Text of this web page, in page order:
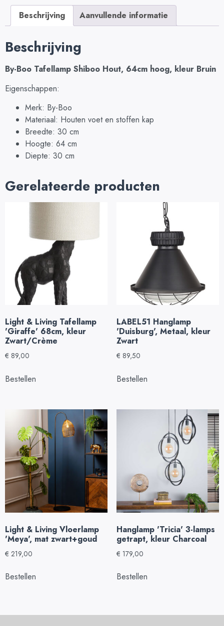
Beschrijving Aanvullende informatie
Beschrijving
By-Boo Tafellamp Shiboo Hout, 64cm hoog, kleur Bruin
Eigenschappen:
Merk: By-Boo
Materiaal: Houten voet en stoffen kap
Breedte: 30 cm
Hoogte: 64 cm
Diepte: 30 cm
Gerelateerde producten
Light & Living Tafellamp
'Giraffe' 68cm, kleur
Zwart/Crème
€ 89,00
Bestellen
LABEL51 Hanglamp
'Duisburg', Metaal, kleur
Zwart
€ 89,50
Bestellen
Light & Living Vloerlamp
'Meya', mat zwart+goud
€ 219,00
Bestellen
Hanglamp 'Tricia' 3-lamps
getrapt, kleur Charcoal
€ 179,00
Bestellen